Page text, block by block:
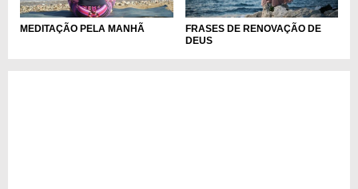
MEDITAÇÃO PELA MANHÃ
FRASES DE RENOVAÇÃO DE
DEUS